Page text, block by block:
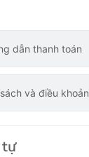
dẫn thanh toán
và điều khoản